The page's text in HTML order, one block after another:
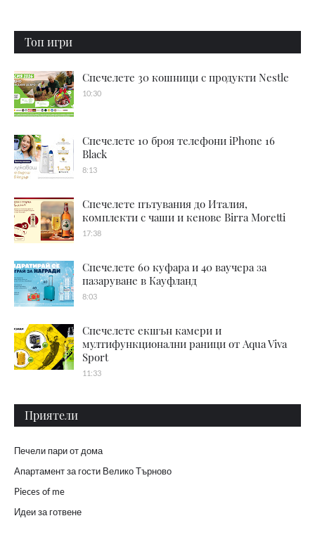
Топ игри
Спечелете 30 кошници с продукти Nestle
10:30
Спечелете 10 броя телефони iPhone 16
Black
8:13
Спечелете пътувания до Италия,
комплекти с чаши и кенове Birra Moretti
17:38
Спечелете 60 куфара и 40 ваучера за
пазаруване в Кауфланд
8:03
Спечелете екшън камери и
мултифункционални раници от Aqua Viva
Sport
11:33
Приятели
Печели пари от дома
Апартамент за гости Велико Търново
Pieces of me
Идеи за готвене